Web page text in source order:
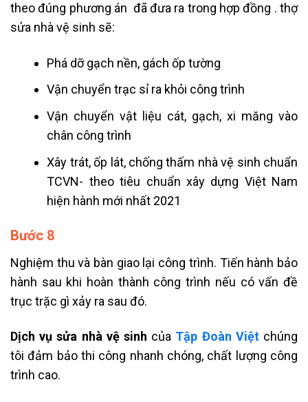
theo đúng phương án đã đưa ra trong hợp đồng . thợ
sửa nhà vệ sinh sẽ:
Phá dỡ gạch nền, gách ốp tường
Vận chuyển trạc sỉ ra khỏi công trình
Vận chuyển vật liệu cát, gạch, xi măng vào
chân công trình
Xây trát, ốp lát, chống thấm nhà vệ sinh chuẩn
TCVN- theo tiêu chuẩn xây dựng Việt Nam
hiện hành mới nhất 2021
Bước 8
Nghiệm thu và bàn giao lại công trình. Tiến hành bảo
hành sau khi hoàn thành công trình nếu có vấn đề
trục trặc gì xảy ra sau đó.
Dịch vụ sửa nhà vệ sinh của Tập Đoàn Việt chúng
tôi đảm bảo thi công nhanh chóng, chất lượng công
trình cao.